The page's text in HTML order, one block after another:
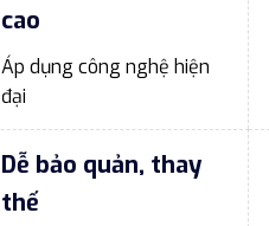
cao
Áp dụng công nghệ hiện
đại
Dễ bảo quản, thay
thế